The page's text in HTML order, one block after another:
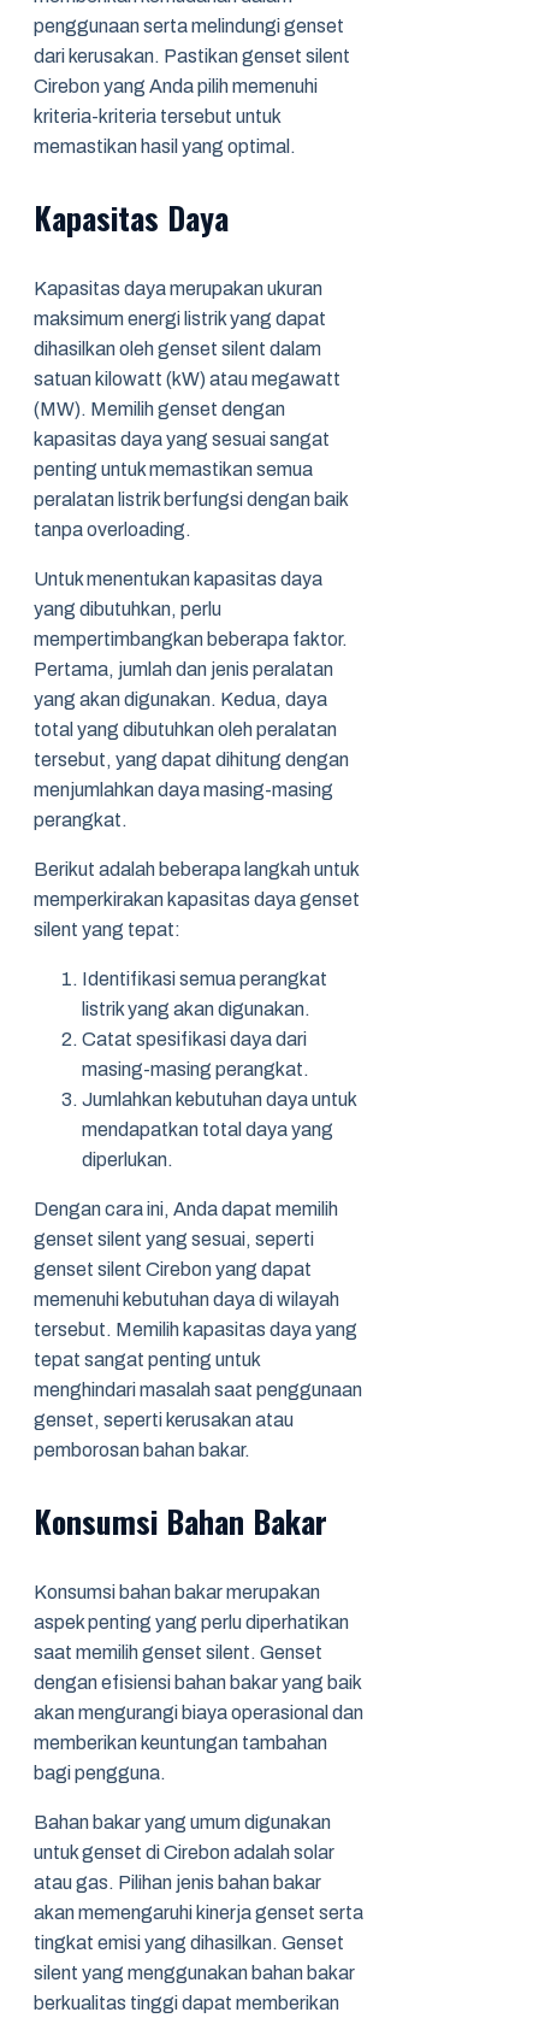
penggunaan serta melindungi genset
dari kerusakan. Pastikan genset silent
Cirebon yang Anda pilih memenuhi
kriteria-kriteria tersebut untuk
memastikan hasil yang optimal.
Kapasitas Daya
Kapasitas daya merupakan ukuran
maksimum energi listrik yang dapat
dihasilkan oleh genset silent dalam
satuan kilowatt (kW) atau megawatt
(MW). Memilih genset dengan
kapasitas daya yang sesuai sangat
penting untuk memastikan semua
peralatan listrik berfungsi dengan baik
tanpa overloading.
Untuk menentukan kapasitas daya
yang dibutuhkan, perlu
mempertimbangkan beberapa faktor.
Pertama, jumlah dan jenis peralatan
yang akan digunakan. Kedua, daya
total yang dibutuhkan oleh peralatan
tersebut, yang dapat dihitung dengan
menjumlahkan daya masing-masing
perangkat.
Berikut adalah beberapa langkah untuk
memperkirakan kapasitas daya genset
silent yang tepat:
Identifikasi semua perangkat
listrik yang akan digunakan.
Catat spesifikasi daya dari
masing-masing perangkat.
Jumlahkan kebutuhan daya untuk
mendapatkan total daya yang
diperlukan.
Dengan cara ini, Anda dapat memilih
genset silent yang sesuai, seperti
genset silent Cirebon yang dapat
memenuhi kebutuhan daya di wilayah
tersebut. Memilih kapasitas daya yang
tepat sangat penting untuk
menghindari masalah saat penggunaan
genset, seperti kerusakan atau
pemborosan bahan bakar.
Konsumsi Bahan Bakar
Konsumsi bahan bakar merupakan
aspek penting yang perlu diperhatikan
saat memilih genset silent. Genset
dengan efisiensi bahan bakar yang baik
akan mengurangi biaya operasional dan
memberikan keuntungan tambahan
bagi pengguna.
Bahan bakar yang umum digunakan
untuk genset di Cirebon adalah solar
atau gas. Pilihan jenis bahan bakar
akan memengaruhi kinerja genset serta
tingkat emisi yang dihasilkan. Genset
silent yang menggunakan bahan bakar
berkualitas tinggi dapat memberikan